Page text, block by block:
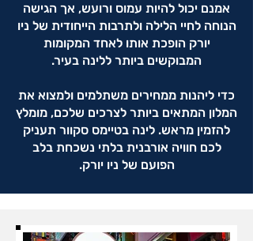
אמנם יכול להיות עמוס ורועש, אך הגישה
הנוחה לחיי הלילה ולתרבות הייחודית של ניו
יורק הופכת אותו לאחד המקומות
המבוקשים ביותר ללינה בעיר.
כדי ליהנות ממחירים משתלמים ולמצוא את
המלון המתאים ביותר לצרכים שלכם, מומלץ
להזמין מראש. לינה בטיימס סקוור תעניק
לכם חוויה אורבנית בלתי נשכחת בלב
הפועם של ניו יורק.